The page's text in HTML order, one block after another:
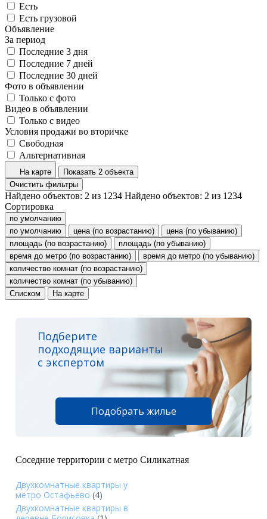
Есть
Есть грузовой
Объявление
За период
Последние 3 дня
Последние 7 дней
Последние 30 дней
Фото в объявлении
Только с фото
Видео в объявлении
Только с видео
Условия продажи во вторичке
Свободная
Альтернативная
На карте
Показать 2 объекта
Очистить фильтры
Найдено объектов: 2 из 1234 Найдено объектов: 2 из 1234
Сортировка
по умолчанию
по умолчанию
цена (по возрастанию)
цена (по убыванию)
площадь (по возрастанию)
площадь (по убыванию)
время до метро (по возрастанию)
время до метро (по убыванию)
количество комнат (по возрастанию)
количество комнат (по убыванию)
Списком
На карте
Подберите
подходящие варианты
с экспертом
Подобрать жилье
Соседние территории с метро Силикатная
Двухкомнатные квартиры у
метро Остафьево (4)
Двухкомнатные квартиры в